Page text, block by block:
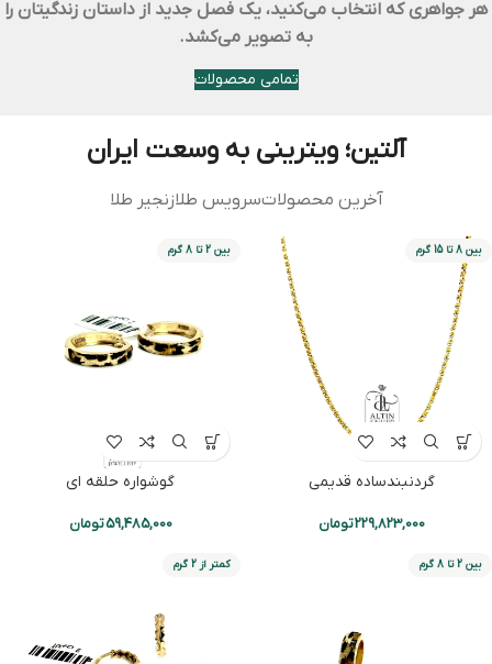
هر جواهری که انتخاب می‌کنید، یک فصل جدید از داستان زندگیتان را
به تصویر می‌کشد.
تمامی محصولات
آلتین؛ ویترینی به وسعت ایران
آخرین محصولاتسرویس طلازنجیر طلا
بین 8 تا 15 گرم
گردنبندساده قدیمی
229,823,000تومان
بین 2 تا 8 گرم
گوشواره حلقه ای
59,485,000تومان
بین 2 تا 8 گرم کمتر از 2 گرم